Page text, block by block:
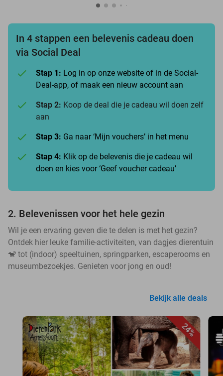
In 4 stappen een belevenis cadeau doen
via Social Deal
Stap 1: Log in op onze website of in de Social-
Deal-app, of maak een nieuw account aan
Stap 2: Koop de deal die je cadeau wil doen zelf
aan
Stap 3: Ga naar ‘Mijn vouchers’ in het menu
Stap 4: Klik op de belevenis die je cadeau wil
doen en kies voor ‘Geef voucher cadeau’
2. Belevenissen voor het hele gezin
Wil je een ervaring geven die te delen is met het gezin?
Ontdek hier leuke familie-activiteiten, van dagjes dierentuin
🐒 tot (indoor) speeltuinen, springparken, escaperooms en
museumbezoekjes. Genieten voor jong en oud!
Bekijk alle deals
24%